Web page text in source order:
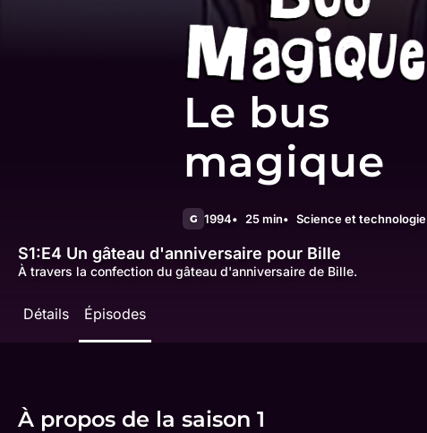
Le bus
magique
G 1994 25 min Science et technologie
S1:E4 Un gâteau d'anniversaire pour Bille
À travers la confection du gâteau d'anniversaire de Bille.
Détails Épisodes
À propos de la saison 1